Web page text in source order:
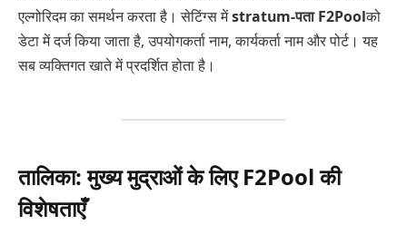
एल्गोरिदम का समर्थन करता है। सेटिंग्स मेंstratum-पता F2Poolको
डेटा में दर्ज किया जाता है, उपयोगकर्ता नाम, कार्यकर्ता नाम और पोर्ट। यह
सब व्यक्तिगत खाते में प्रदर्शित होता है।
तालिका: मुख्य मुद्राओं के लिए F2Pool की
विशेषताएँ